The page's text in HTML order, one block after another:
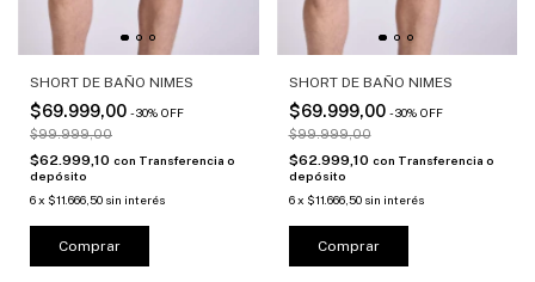
SHORT DE BAÑO NIMES
$69.999,00 -30% OFF
$99.999,00
$62.999,10 con Transferencia o
depósito
6x $11.666,50 sin interés
Comprar
SHORT DE BAÑO NIMES
$69.999,00 -30% OFF
$99.999,00
$62.999,10 con Transferencia o
depósito
6 x $11.666,50 sin interés
Comprar